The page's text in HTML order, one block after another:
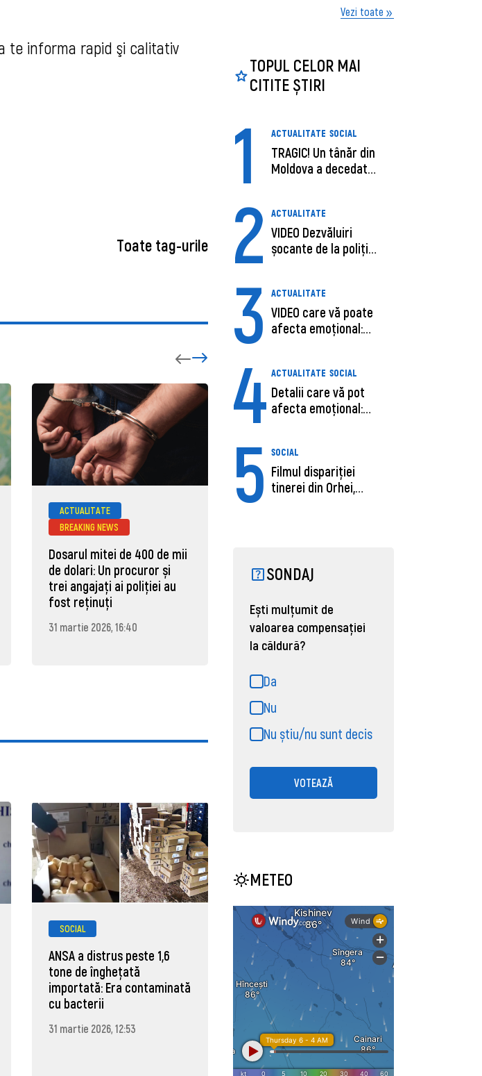
te informa rapid şi calitativ
Toate tag-urile
ACTUALITATE
BREAKING NEWS
Dosarul mitei de 400 de mii
de dolari: Un procuror și
trei angajați ai poliției au
fost reținuți
31 martie 2026, 16:40
muncii pe ora
SOCIAL
ANSA a distrus peste 1,6
tone de înghețată
importată: Era contaminată
cu bacterii
31 martie 2026, 12:53
Vezi toate
TOPUL CELOR MAI
CITITE ȘTIRI
1 ACTUALITATE SOCIAL
TRAGIC! Un tânăr din
Moldova a decedat
2 ACTUALITATE
VIDEO Dezvăluiri
șocante de la poliție,
3 ACTUALITATE
VIDEO care vă poate
afecta emoțional:
4 ACTUALITATE SOCIAL
Detalii care vă pot
afecta emoțional:
5 SOCIAL
Filmul dispariției
tinerei din Orhei,
SONDAJ
Ești mulțumit de
valoarea compensației
la căldură?
Da
Nu
Nu știu/nu sunt decis
VOTEAZĂ
METEO